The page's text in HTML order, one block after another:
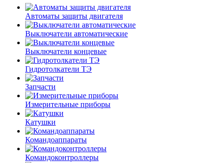
Автоматы защиты двигателя
Выключатели автоматические
Выключатели концевые
Гидротолкатели ТЭ
Запчасти
Измерительные приборы
Катушки
Командоаппараты
Командоконтроллеры